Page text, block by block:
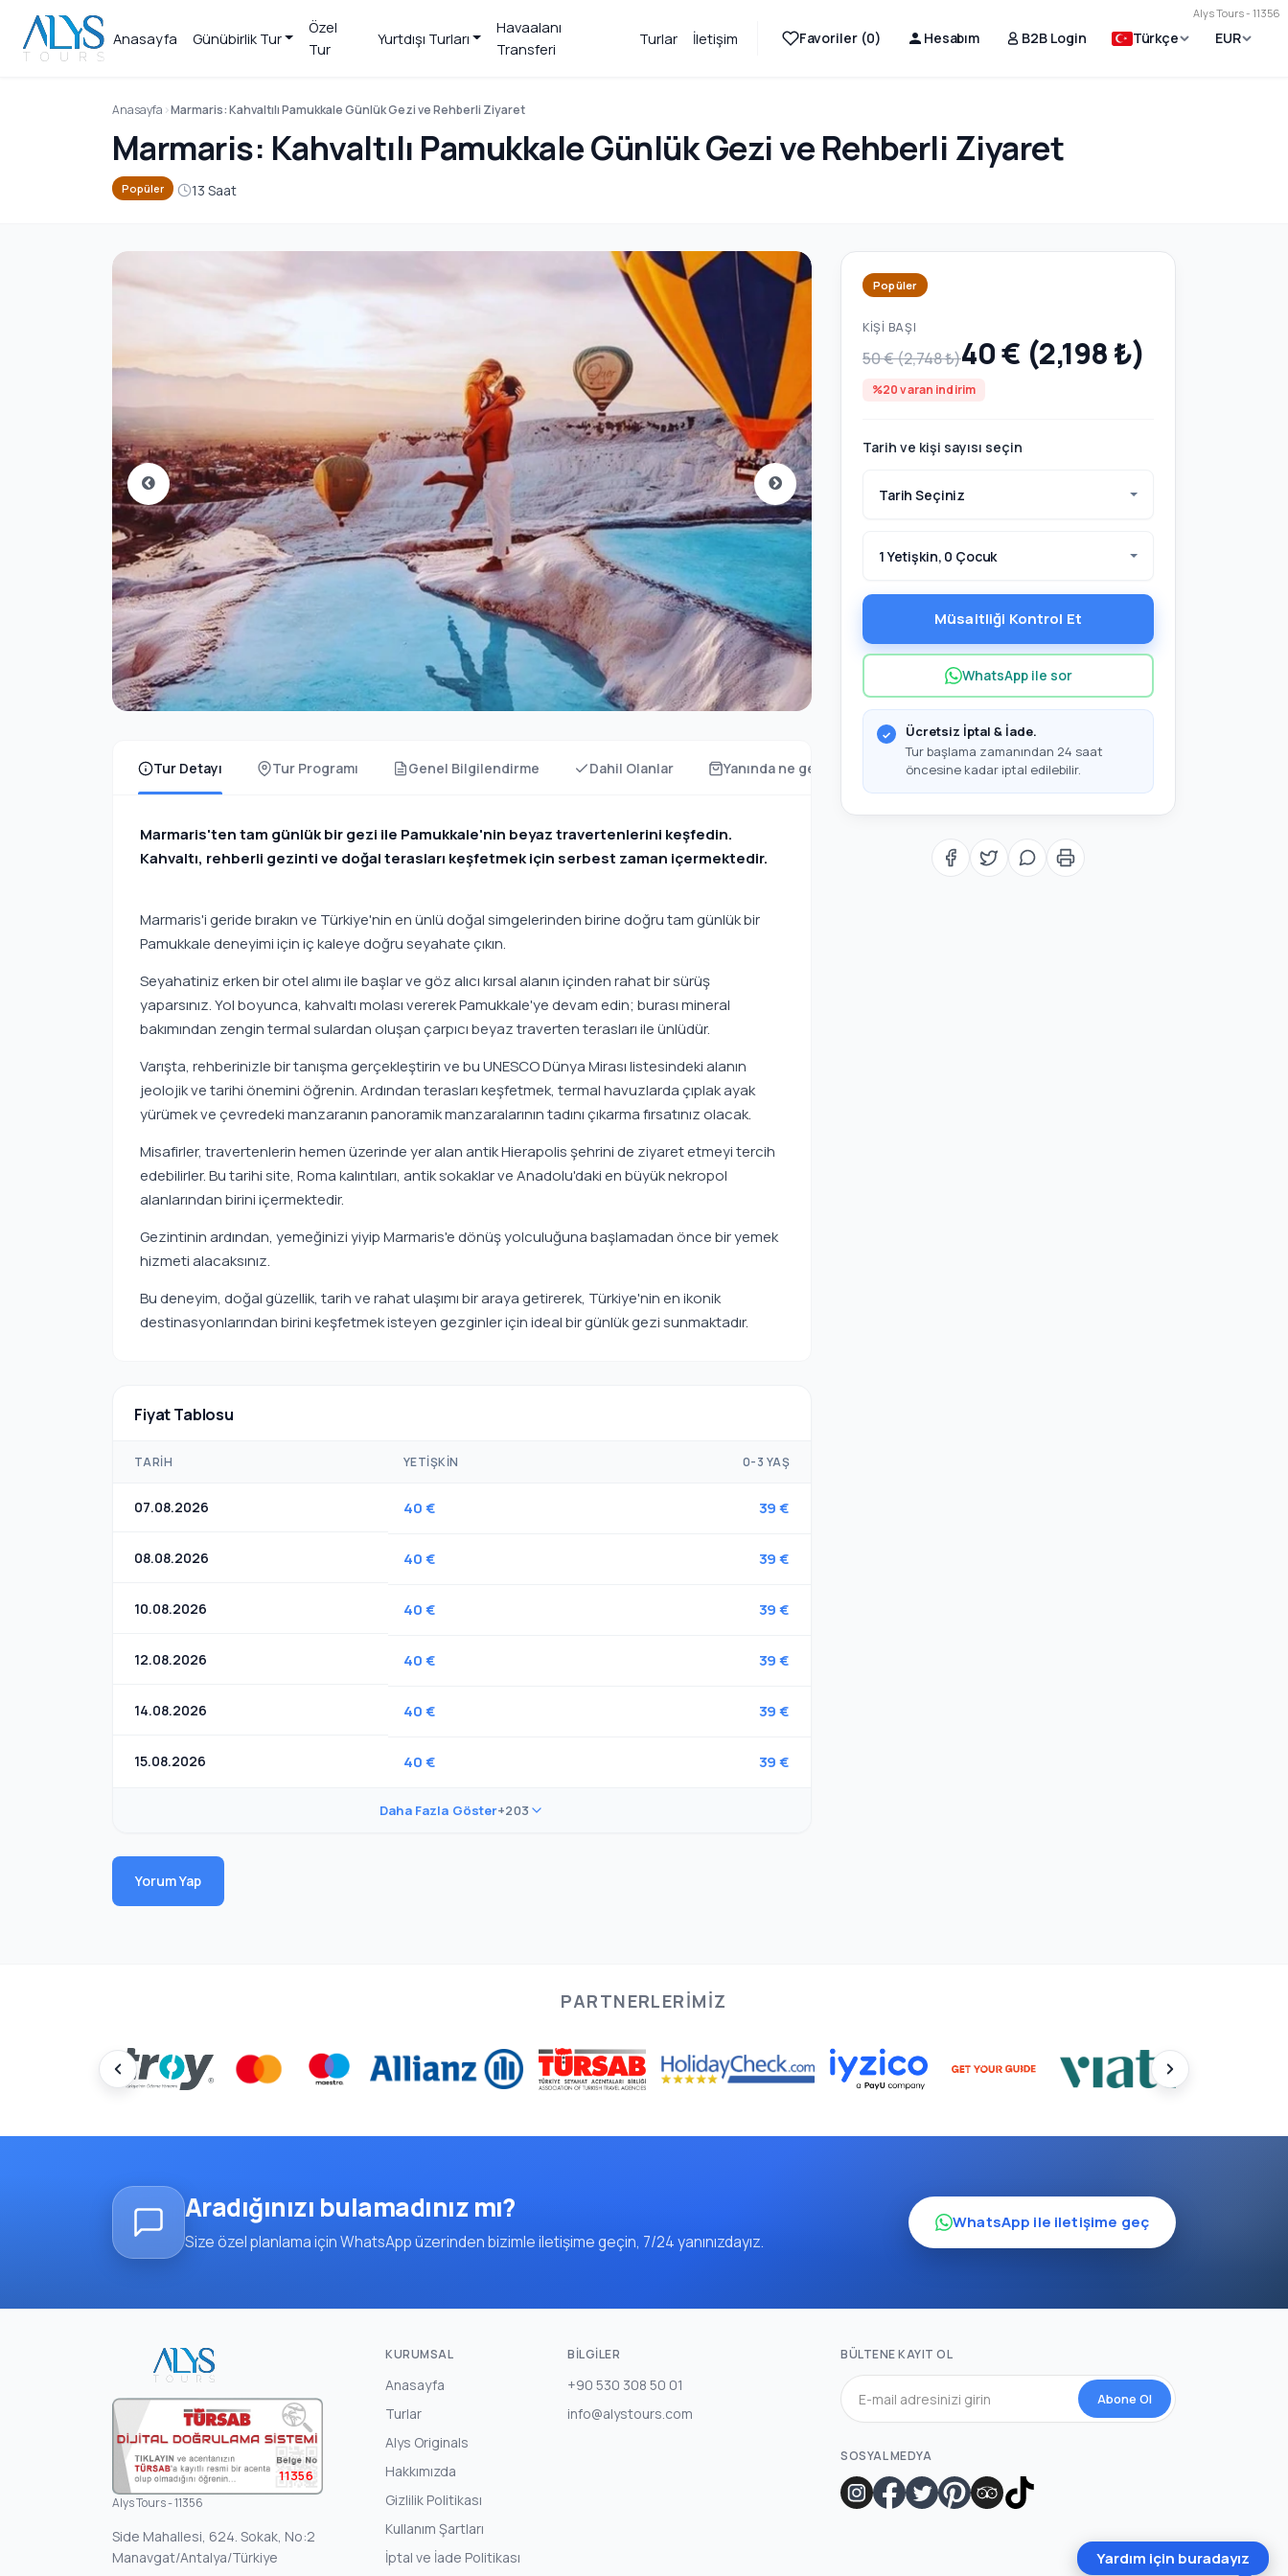
Alys Tours - 11356
Anasayfa Günübirlik Tur
Özel
Tur
Yurtdışı Turları
Havaalanı
Transferi
Turlar İletişim Favoriler (0) Hesabım B2B Login Türkçe EUR
Anasayfa Marmaris: Kahvaltılı Pamukkale Günlük Gezi ve Rehberli Ziyaret
Marmaris: Kahvaltılı Pamukkale Günlük Gezi ve Rehberli Ziyaret
Popüler 13 Saat
Tur Detayı Tur Programı Genel Bilgilendirme Dahil Olanlar Yanında ne getirmeli?
Marmaris'ten tam günlük bir gezi ile Pamukkale'nin beyaz travertenlerini keşfedin.
Kahvaltı, rehberli gezinti ve doğal terasları keşfetmek için serbest zaman içermektedir.
Marmaris'i geride bırakın ve Türkiye'nin en ünlü doğal simgelerinden birine doğru tam günlük bir
Pamukkale deneyimi için iç kaleye doğru seyahate çıkın.
Seyahatiniz erken bir otel alımı ile başlar ve göz alıcı kırsal alanın içinden rahat bir sürüş
yaparsınız. Yol boyunca, kahvaltı molası vererek Pamukkale'ye devam edin; burası mineral
bakımından zengin termal sulardan oluşan çarpıcı beyaz traverten terasları ile ünlüdür.
Varışta, rehberinizle bir tanışma gerçekleştirin ve bu UNESCO Dünya Mirası listesindeki alanın
jeolojik ve tarihi önemini öğrenin. Ardından terasları keşfetmek, termal havuzlarda çıplak ayak
yürümek ve çevredeki manzaranın panoramik manzaralarının tadını çıkarma fırsatınız olacak.
Misafirler, travertenlerin hemen üzerinde yer alan antik Hierapolis şehrini de ziyaret etmeyi tercih
edebilirler. Bu tarihi site, Roma kalıntıları, antik sokaklar ve Anadolu'daki en büyük nekropol
alanlarından birini içermektedir.
Gezintinin ardından, yemeğinizi yiyip Marmaris'e dönüş yolculuğuna başlamadan önce bir yemek
hizmeti alacaksınız.
Bu deneyim, doğal güzellik, tarih ve rahat ulaşımı bir araya getirerek, Türkiye'nin en ikonik
destinasyonlarından birini keşfetmek isteyen gezginler için ideal bir günlük gezi sunmaktadır.
Fiyat Tablosu
TARIH YETIŞKIN 0-3 YAŞ
07.08.2026 40 € 39 €
08.08.2026 40 € 39 €
10.08.2026 40 € 39 €
12.08.2026 40 € 39 €
14.08.2026 40 € 39 €
15.08.2026 40 € 39 €
Daha Fazla Göster+203
Yorum Yap
Popüler
KIŞI BAŞI
50 € (2,748 ₺)40 € (2,198 ₺)
%20 varan indirim
Tarih ve kişi sayısı seçin
Tarih Seçiniz
1 Yetişkin, 0 Çocuk
Müsaitliği Kontrol Et
WhatsApp ile sor
Ücretsiz İptal & İade.
Tur başlama zamanından 24 saat
öncesine kadar iptal edilebilir.
PARTNERLERIMIZ
Aradığınızı bulamadınız mı?
Size özel planlama için WhatsApp üzerinden bizimle iletişime geçin, 7/24 yanınızdayız.
WhatsApp ile iletişime geç
11356
Alys Tours - 11356
Side Mahallesi, 624. Sokak, No:2
Manavgat/Antalya/Türkiye
KURUMSAL
Anasayfa
Turlar
Alys Originals
Hakkımızda
Gizlilik Politikası
Kullanım Şartları
İptal ve İade Politikası
BILGILER
+90 530 308 50 01
info@alystours.com
BÜLTENE KAYIT OL
Abone Ol
SOSYAL MEDYA
Yardım için buradayız